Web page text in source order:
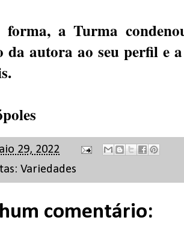
forma, a Turma
da autora ao seu perfil e
29, 2022
Variedades
comentário: